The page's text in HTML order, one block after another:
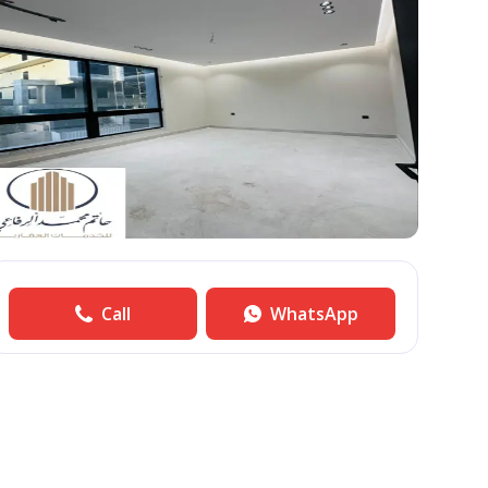
Call WhatsApp